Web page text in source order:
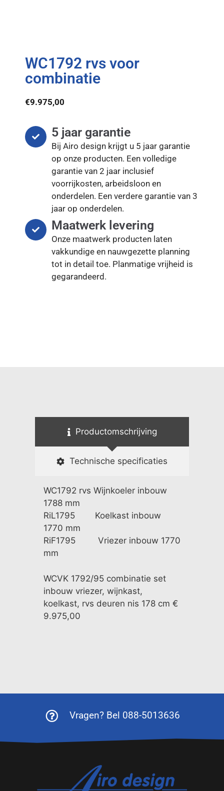
WC1792 rvs voor
combinatie
€9.975,00
5 jaar garantie
Bij Airo design krijgt u 5 jaar garantie
op onze producten. Een volledige
garantie van 2 jaar inclusief
voorrijkosten, arbeidsloon en
onderdelen. Een verdere garantie van 3
jaar op onderdelen.
Maatwerk levering
Onze maatwerk producten laten
vakkundige en nauwgezette planning
tot in detail toe. Planmatige vrijheid is
gegarandeerd.
Productomschrijving
Technische specificaties
WC1792 rvs Wijnkoeler inbouw
1788 mm
RiL1795 Koelkast inbouw
1770 mm
RiF1795 Vriezer inbouw 1770
mm
WCVK 1792/95 combinatie set
inbouw vriezer, wijnkast,
koelkast, rvs deuren nis 178 cm €
9.975,00
Vragen? Bel 088-5013636